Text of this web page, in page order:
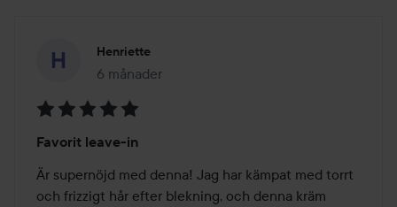
Henriette
6 månader
Inlägget skapades 6 månader
5
av
5
Favorit leave-in
Är supernöjd med denna! Jag har kämpat med torrt
och frizzigt hår efter blekning, och denna kräm